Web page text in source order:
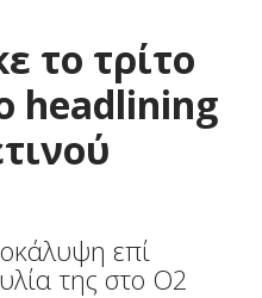
το τρίτο
headlining
επί
της στο O2